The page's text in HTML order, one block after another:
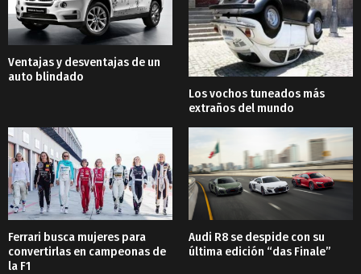
Ventajas y desventajas de un
auto blindado
Los vochos tuneados más
extraños del mundo
Ferrari busca mujeres para
convertirlas en campeonas de
la F1
Audi R8 se despide con su
última edición “das Finale”